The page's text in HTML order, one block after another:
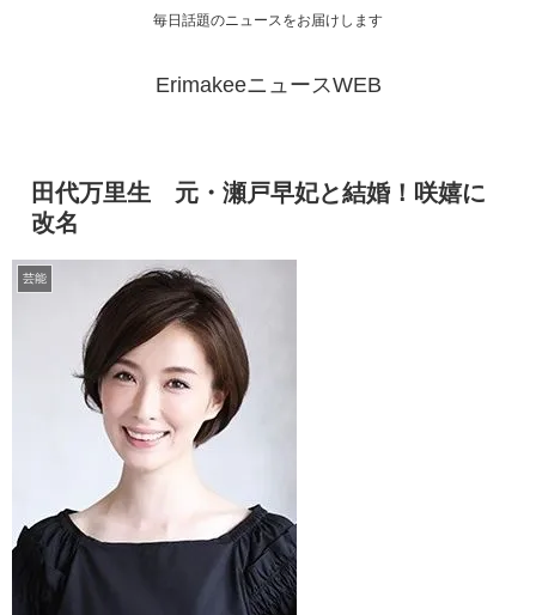
毎日話題のニュースをお届けします
ErimakeeニュースWEB
田代万里生 元・瀬戸早妃と結婚！咲嬉に
改名
芸能